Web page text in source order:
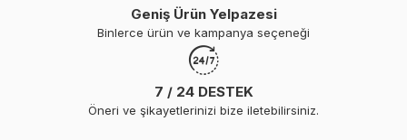
Geniş Ürün Yelpazesi
Binlerce ürün ve kampanya seçeneği
7 / 24 DESTEK
Öneri ve şikayetlerinizi bize iletebilirsiniz.